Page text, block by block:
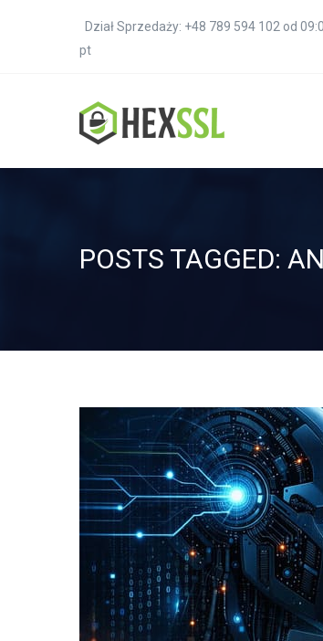
Dział Sprzedaży: +48 789 594 102 od
pt
POSTS TAGGED: